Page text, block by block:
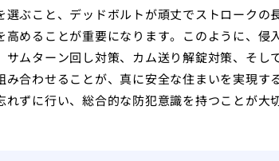
ぶこと、デッドボルトが頑丈でストロークの
めることが重要になります。このように、侵
サムターン回し対策、カム送り解錠対策、そし
み合わせることが、真に安全な住まいを実現す
ずに行い、総合的な防犯意識を持つことが大